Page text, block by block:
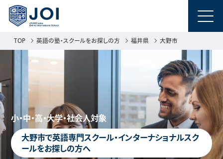
TOP 英語の塾・スクールをお探しの方 福井県 大野市
小・中・高・大学・社会人対象
大野市で英語専門スクール・インターナショナルスク
ールをお探しの方へ